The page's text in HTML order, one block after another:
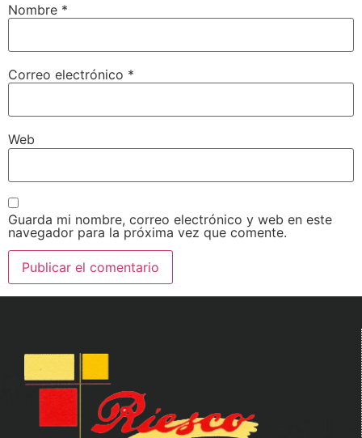
Nombre *
Correo electrónico *
Web
Guarda mi nombre, correo electrónico y web en este
navegador para la próxima vez que comente.